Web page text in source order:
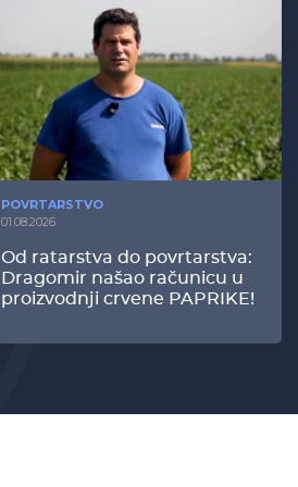
POVRTARSTVO
01.08.2026
Od ratarstva do povrtarstva:
Dragomir našao računicu u
proizvodnji crvene PAPRIKE!